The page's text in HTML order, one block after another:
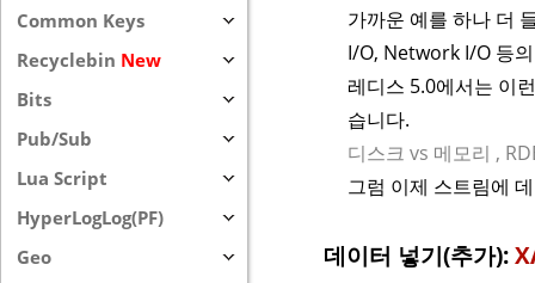
Common Keys
Recyclebin New
Bits
Pub/Sub
Lua Script
HyperLogLog(PF)
Geo
가까운 예를 하나 더
I/O, Network I/O 등
레디스 5.0에서는 이
습니다.
디스크 vs 메모리 ,
그럼 이제 스트림에
데이터 넣기(추가):